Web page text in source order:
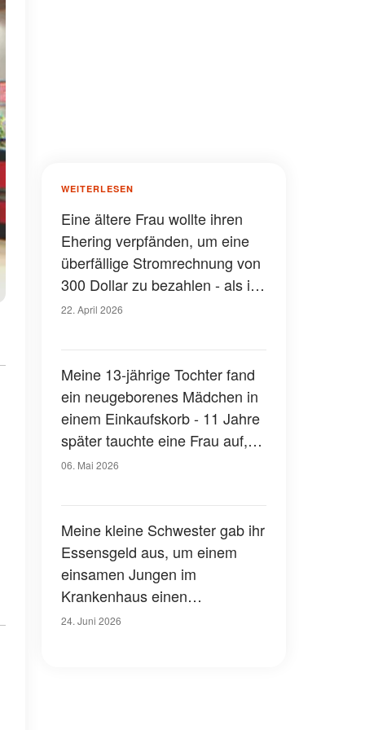
WEITERLESEN
Eine ältere Frau wollte ihren
Ehering verpfänden, um eine
überfällige Stromrechnung von
300 Dollar zu bezahlen - als ich
die Gravur auf der Innenseite
22. April 2026
Meine 13-jährige Tochter fand
ein neugeborenes Mädchen in
einem Einkaufskorb - 11 Jahre
später tauchte eine Frau auf,
die behauptete, ihre Mutter zu
06. Mai 2026
Meine kleine Schwester gab ihr
Essensgeld aus, um einem
einsamen Jungen im
Krankenhaus einen
Geburtstagskuchen zu kaufen
24. Juni 2026